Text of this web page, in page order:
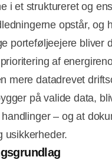
i et struktureret og
opstår, og
porteføljeejere bliver
af
mere datadrevet
på valide data,
– og at
usikkerheder.